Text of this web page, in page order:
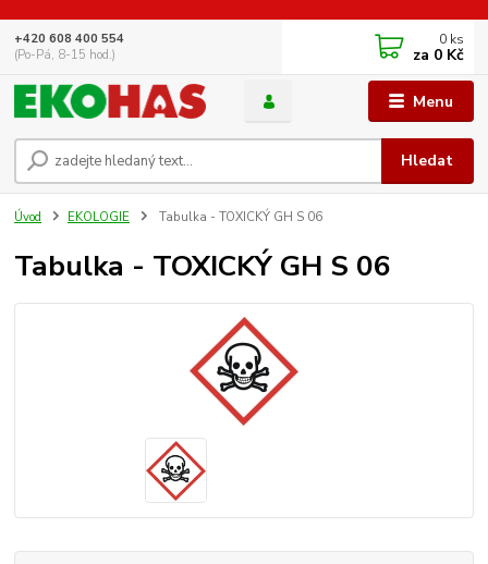
Menu
Hledat
+420 608 400 554
(Po-Pá, 8-15 hod.)
0 ks
za 0 Kč
Úvod EKOLOGIE Tabulka - TOXICKÝ GH S 06
Tabulka - TOXICKÝ GH S 06